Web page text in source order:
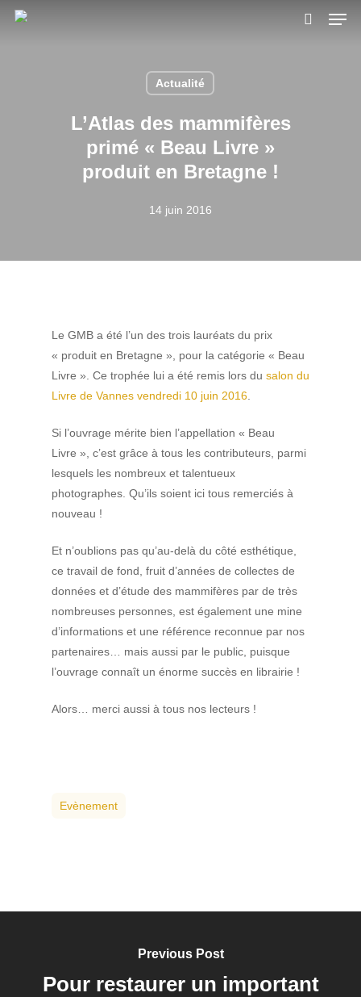
Skip
Actualité
L’Atlas des mammifères
primé « Beau Livre »
produit en Bretagne !
14 juin 2016
Le GMB a été l’un des trois lauréats du prix
« produit en Bretagne », pour la catégorie « Beau
Livre ». Ce trophée lui a été remis lors du salon du
Livre de Vannes vendredi 10 juin 2016
Si l’ouvrage mérite bien l’appellation « Beau
Livre », c’est grâce à tous les contributeurs, parmi
lesquels les nombreux et talentueux
photographes. Qu’ils soient ici tous remerciés à
nouveau !
Et n’oublions pas qu’au-delà du côté esthétique,
ce travail de fond, fruit d’années de collectes de
données et d’étude des mammifères par de très
nombreuses personnes, est également une mine
d’informations et une référence reconnue par nos
partenaires… mais aussi par le public, puisque
l’ouvrage connaît un énorme succès en librairie !
Alors… merci aussi à tous nos lecteurs !
Evènement
Previous Post
Pour restaurer un important